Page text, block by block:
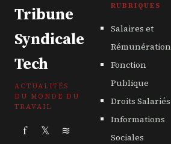
Tribune
Syndicale
Tech
ACTUALITÉS
DU MONDE DU
TRAVAIL
f 𝕏 ≋
RUBRIQUES
Salaires et
Rémunération
Fonction
Publique
Droits Salariés
Informations
Sociales